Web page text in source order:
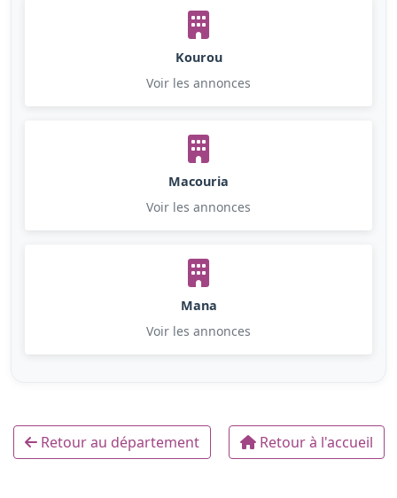
Kourou
Voir les annonces
Macouria
Voir les annonces
Mana
Voir les annonces
Retour au département Retour à l'accueil